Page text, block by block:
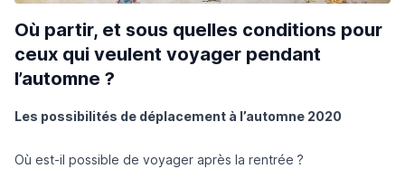
Où partir, et sous quelles conditions pour
ceux qui veulent voyager pendant
l’automne ?
Les possibilités de déplacement à l’automne 2020
Où est-il possible de voyager après la rentrée ?